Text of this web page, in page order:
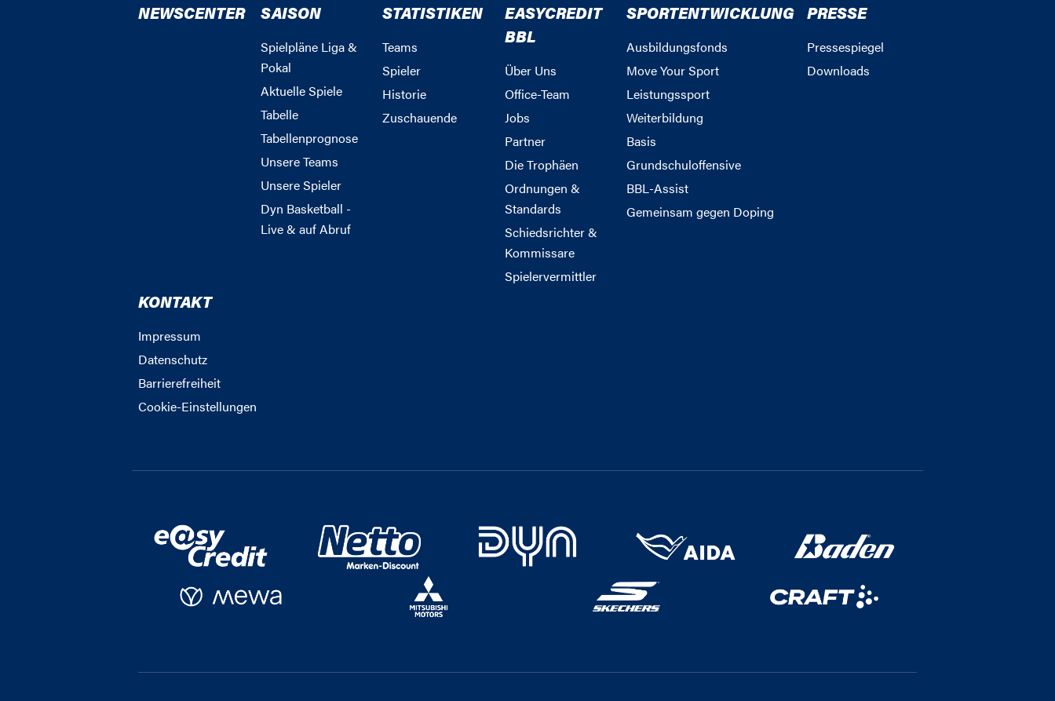
NEWSCENTER SAISON
Spielpläne Liga &
Pokal
Aktuelle Spiele
Tabelle
Tabellenprognose
Unsere Teams
Unsere Spieler
Dyn Basketball -
Live & auf Abruf
STATISTIKEN
Teams
Spieler
Historie
Zuschauende
EASYCREDIT
BBL
Über Uns
Office-Team
Jobs
Partner
Die Trophäen
Ordnungen &
Standards
Schiedsrichter &
Kommissare
Spielervermittler
SPORTENTWICKLUNG
Ausbildungsfonds
Move Your Sport
Leistungssport
Weiterbildung
Basis
Grundschuloffensive
BBL-Assist
Gemeinsam gegen Doping
PRESSE
Pressespiegel
Downloads
KONTAKT
Impressum
Datenschutz
Barrierefreiheit
Cookie-Einstellungen